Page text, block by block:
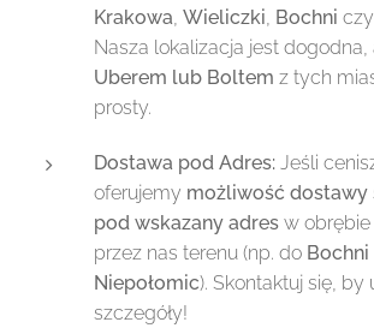
Krakowa, Wieliczki, Bochni czy
Nasza lokalizacja jest dogodna,
Uberem lub Boltem z tych
prosty.
Dostawa pod Adres: Jeśli
oferujemy możliwość dostawy
pod wskazany adres w obrębie
przez nas terenu (np. do Bochni
Niepołomic). Skontaktuj się, by
szczegóły!